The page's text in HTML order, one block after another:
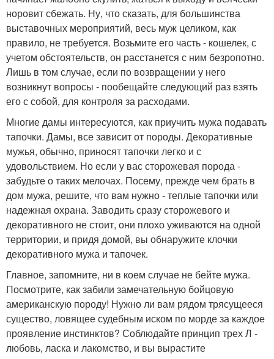
норовит сбежать. Ну, что сказать, для большинства
выставочных мероприятий, весь муж целиком, как
правило, не требуется. Возьмите его часть - кошелек, с
учетом обстоятельств, он расстанется с ним безропотно.
Лишь в том случае, если по возвращении у него
возникнут вопросы - пообещайте следующий раз взять
его с собой, для контроля за расходами.
Многие дамы интересуются, как приучить мужа подавать
тапочки. Дамы, все зависит от породы. Декоративные
мужья, обычно, приносят тапочки легко и с
удовольствием. Но если у вас сторожевая порода -
забудьте о таких мелочах. Посему, прежде чем брать в
дом мужа, решите, что вам нужно - теплые тапочки или
надежная охрана. Заводить сразу сторожевого и
декоративного не стоит, они плохо уживаются на одной
территории, и придя домой, вы обнаружите клочки
декоративного мужа и тапочек.
Главное, запомните, ни в коем случае не бейте мужа.
Посмотрите, как забили замечательную бойцовую
американскую породу! Нужно ли вам рядом трясущееся
существо, ловящее судебным иском по морде за каждое
проявление инстинктов? Соблюдайте принцип трех Л -
любовь, ласка и лакомство, и вы вырастите